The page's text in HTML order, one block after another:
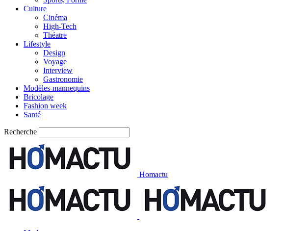
Culture
Cinéma
High-Tech
Théatre
Lifestyle
Design
Voyage
Interview
Gastronomie
Modèles-mannequins
Bricolage
Fashion week
Santé
Recherche
Homactu